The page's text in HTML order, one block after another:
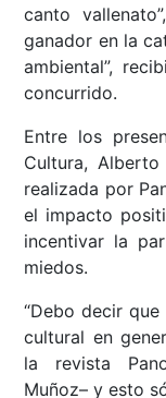
canto
ganador en la
ambiental”,
concurrido.
Entre los
Cultura,
realizada por
el impacto
incentivar la
miedos.
“Debo decir
cultural en
la revista
Muñoz– y esto